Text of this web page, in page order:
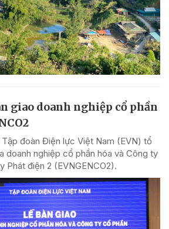
giao doanh nghiệp cổ phần
đoàn Điện lực Việt Nam (EVN) tổ
doanh nghiệp cổ phần hóa và Công ty
Phát điện 2 (EVNGENCO2).